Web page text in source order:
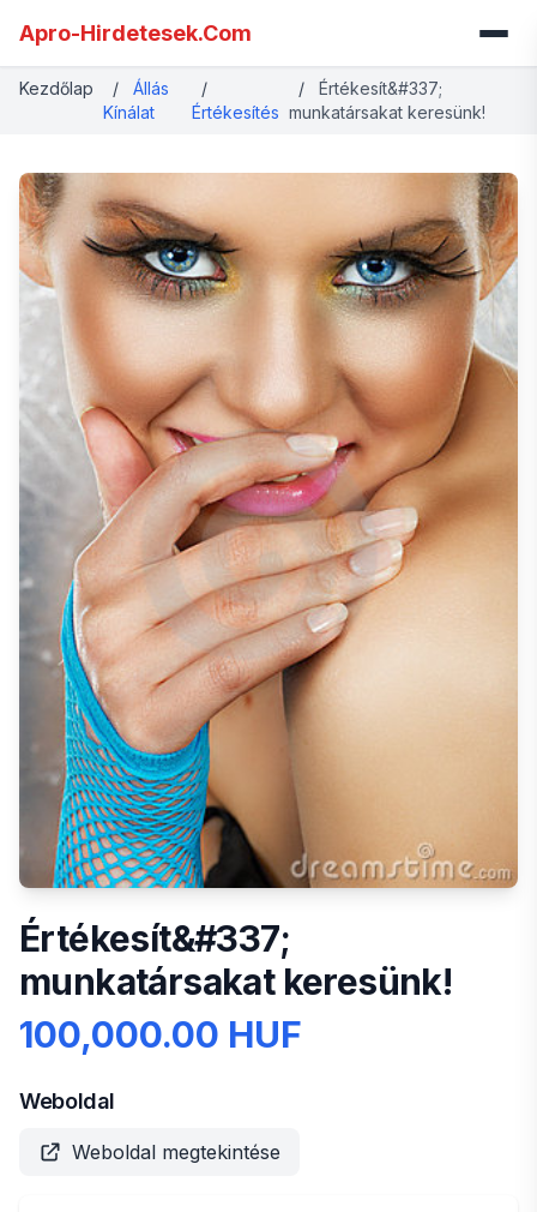
Apro-Hirdetesek.Com
Kezdőlap /
Állás
Kínálat
/
Értékesítés
/
Értékesít&#337;
munkatársakat keresünk!
Értékesít&#337;
munkatársakat keresünk!
100,000.00 HUF
Weboldal
Weboldal megtekintése